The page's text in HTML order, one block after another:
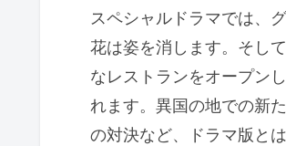
スペシャルドラマでは、
花は姿を消します。そし
なレストランをオープン
れます。異国の地での新
の対決など、ドラマ版と